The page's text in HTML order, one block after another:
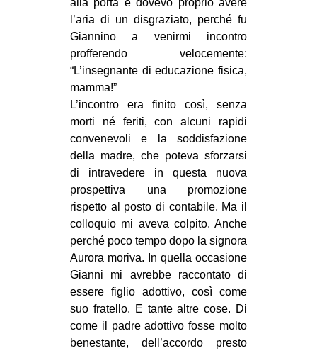
alla porta e dovevo proprio avere
l’aria di un disgraziato, perché fu
Giannino a venirmi incontro
profferendo velocemente:
“L’insegnante di educazione fisica,
mamma!”
L’incontro era finito così, senza
morti né feriti, con alcuni rapidi
convenevoli e la soddisfazione
della madre, che poteva sforzarsi
di intravedere in questa nuova
prospettiva una promozione
rispetto al posto di contabile. Ma il
colloquio mi aveva colpito. Anche
perché poco tempo dopo la signora
Aurora moriva. In quella occasione
Gianni mi avrebbe raccontato di
essere figlio adottivo, così come
suo fratello. E tante altre cose. Di
come il padre adottivo fosse molto
benestante, dell’accordo presto